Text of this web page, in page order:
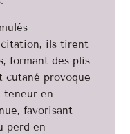
ils tirent
formant des plis
cutané provoque
teneur en
favorisant
perd en